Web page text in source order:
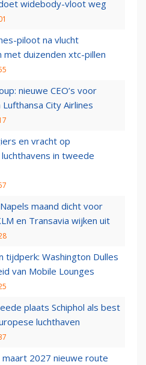
widebody-vloot weg
piloot na vlucht
met duizenden xtc-pillen
nieuwe CEO’s voor
City Airlines
en vracht op
in tweede
maand dicht voor
en Transavia wijken uit
tijdperk: Washington Dulles
van Mobile Lounges
plaats Schiphol als best
luchthaven
maart 2027 nieuwe route